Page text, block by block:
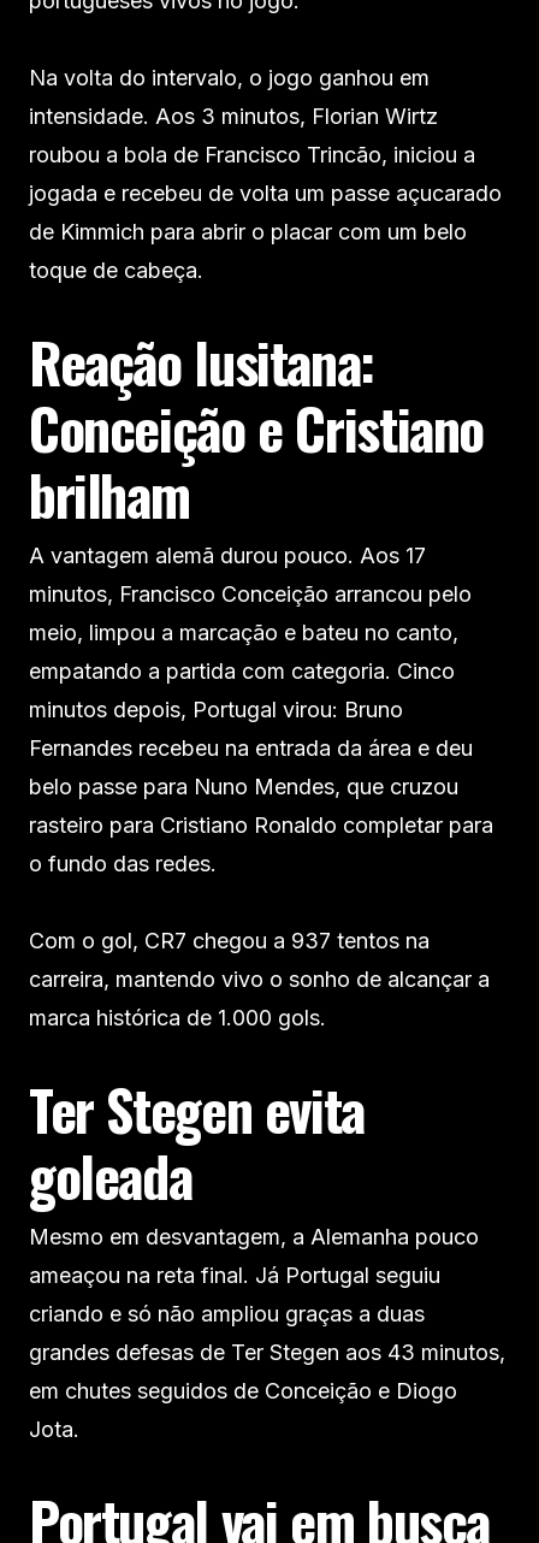
Na volta do intervalo, o jogo ganhou em
intensidade. Aos 3 minutos, Florian Wirtz
roubou a bola de Francisco Trincão, iniciou a
jogada e recebeu de volta um passe açucarado
de Kimmich para abrir o placar com um belo
toque de cabeça.
Reação lusitana:
Conceição e Cristiano
brilham
A vantagem alemã durou pouco. Aos 17
minutos, Francisco Conceição arrancou pelo
meio, limpou a marcação e bateu no canto,
empatando a partida com categoria. Cinco
minutos depois, Portugal virou: Bruno
Fernandes recebeu na entrada da área e deu
belo passe para Nuno Mendes, que cruzou
rasteiro para Cristiano Ronaldo completar para
o fundo das redes.
Com o gol, CR7 chegou a 937 tentos na
carreira, mantendo vivo o sonho de alcançar a
marca histórica de 1.000 gols.
Ter Stegen evita
goleada
Mesmo em desvantagem, a Alemanha pouco
ameaçou na reta final. Já Portugal seguiu
criando e só não ampliou graças a duas
grandes defesas de Ter Stegen aos 43 minutos,
em chutes seguidos de Conceição e Diogo
Jota.
Portugal vai em busca